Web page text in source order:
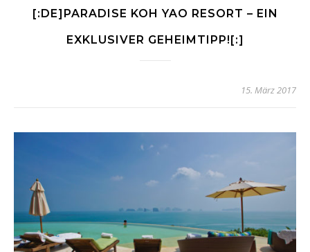
[:DE]PARADISE KOH YAO RESORT – EIN
EXKLUSIVER GEHEIMTIPP![:]
15. März 2017